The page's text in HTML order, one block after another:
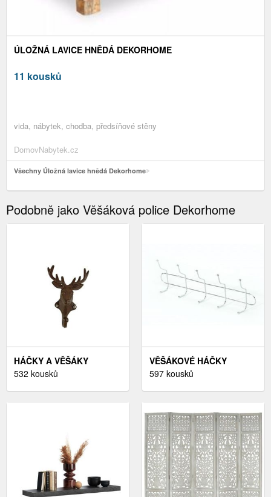
ÚLOŽNÁ LAVICE HNĚDÁ DEKORHOME
11 kousků
vida, nábytek, chodba, předsíňové stěny
DomovNabytek.cz
Všechny Úložná lavice hnědá Dekorhome
Podobně jako Věšáková police Dekorhome
HÁČKY A VĚŠÁKY
532 kousků
VĚŠÁKOVÉ HÁČKY
597 kousků